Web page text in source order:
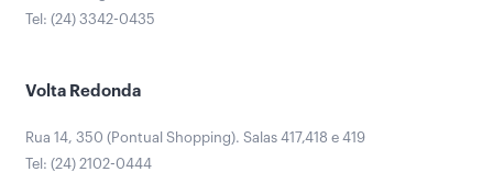
Tel: (24) 3342-0435
Volta Redonda
Rua 14, 350 (Pontual Shopping). Salas 417,418 e 419
Tel: (24) 2102-0444